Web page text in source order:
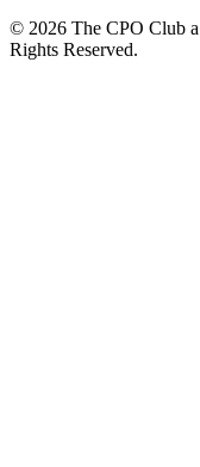
© 2026 The CPO Club a
Rights Reserved.